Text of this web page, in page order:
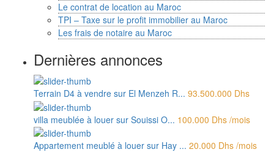
Le contrat de location au Maroc
TPI – Taxe sur le profit immobilier au Maroc
Les frais de notaire au Maroc
Dernières annonces
Terrain D4 à vendre sur El Menzeh R... 93.500.000 Dhs
villa meublée à louer sur Souissi O... 100.000 Dhs /mois
Appartement meublé à louer sur Hay ... 20.000 Dhs /mois